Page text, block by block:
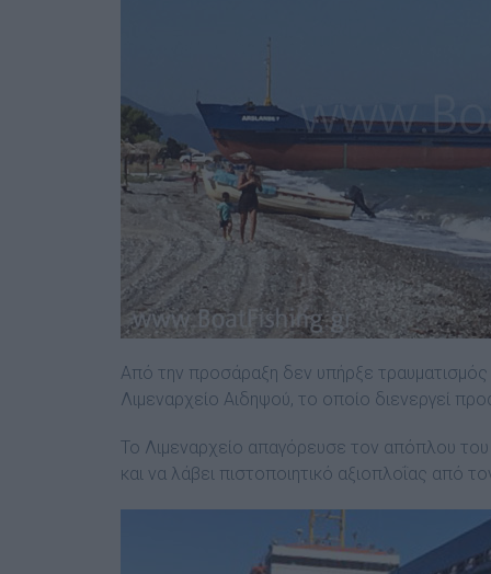
Από την προσάραξη δεν υπήρξε
Λιμεναρχείο Αιδηψού, το οποίο διενεργεί
Το Λιμεναρχείο απαγόρευσε τον απόπλου
και να λάβει πιστοποιητικό αξιοπλοΐας από